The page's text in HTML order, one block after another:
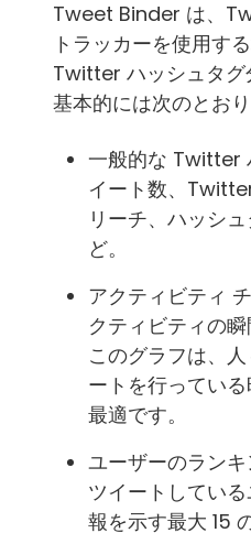
Tweet Binder は、
トラッカーを使用す
Twitter ハッシュタグ
基本的には次のとおり
一般的な Twitter
イート数、
リーチ、ハッシ
ど。
アクティビティ
クティビティの瞬
このグラフは、
ートを行ってい
最適です。
ユーザーのラン
ツイートしてい
報を示す最大 15